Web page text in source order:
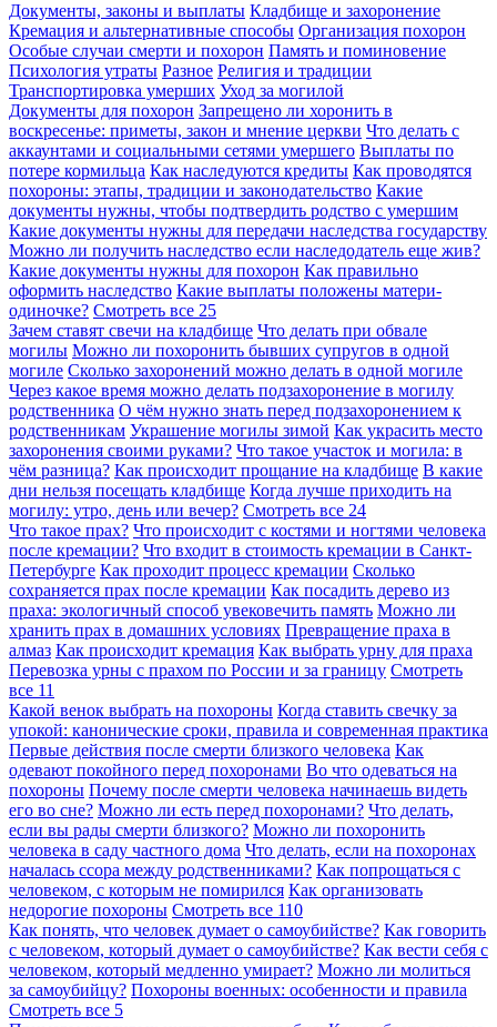
Документы, законы и выплаты Кладбище и захоронение
Кремация и альтернативные способы Организация похорон
Особые случаи смерти и похорон Память и поминовение
Психология утраты Разное Религия и традиции
Транспортировка умерших Уход за могилой
Документы для похорон Запрещено ли хоронить в
воскресенье: приметы, закон и мнение церкви Что делать с
аккаунтами и социальными сетями умершего Выплаты по
потере кормильца Как наследуются кредиты Как проводятся
похороны: этапы, традиции и законодательство Какие
документы нужны, чтобы подтвердить родство с умершим
Какие документы нужны для передачи наследства государству
Можно ли получить наследство если наследодатель еще жив?
Какие документы нужны для похорон Как правильно
оформить наследство Какие выплаты положены матери-
одиночке? Смотреть все 25
Зачем ставят свечи на кладбище Что делать при обвале
могилы Можно ли похоронить бывших супругов в одной
могиле Сколько захоронений можно делать в одной могиле
Через какое время можно делать подзахоронение в могилу
родственника О чём нужно знать перед подзахоронением к
родственникам Украшение могилы зимой Как украсить место
захоронения своими руками? Что такое участок и могила: в
чём разница? Как происходит прощание на кладбище В какие
дни нельзя посещать кладбище Когда лучше приходить на
могилу: утро, день или вечер? Смотреть все 24
Что такое прах? Что происходит с костями и ногтями человека
после кремации? Что входит в стоимость кремации в Санкт-
Петербурге Как проходит процесс кремации Сколько
сохраняется прах после кремации Как посадить дерево из
праха: экологичный способ увековечить память Можно ли
хранить прах в домашних условиях Превращение праха в
алмаз Как происходит кремация Как выбрать урну для праха
Перевозка урны с прахом по России и за границу Смотреть
все 11
Какой венок выбрать на похороны Когда ставить свечку за
упокой: канонические сроки, правила и современная практика
Первые действия после смерти близкого человека Как
одевают покойного перед похоронами Во что одеваться на
похороны Почему после смерти человека начинаешь видеть
его во сне? Можно ли есть перед похоронами? Что делать,
если вы рады смерти близкого? Можно ли похоронить
человека в саду частного дома Что делать, если на похоронах
началась ссора между родственниками? Как попрощаться с
человеком, с которым не помирился Как организовать
недорогие похороны Смотреть все 110
Как понять, что человек думает о самоубийстве? Как говорить
с человеком, который думает о самоубийстве? Как вести себя с
человеком, который медленно умирает? Можно ли молиться
за самоубийцу? Похороны военных: особенности и правила
Смотреть все 5